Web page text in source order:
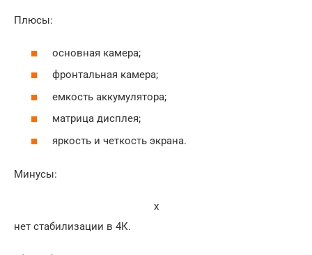
Плюсы:
основная камера;
фронтальная камера;
емкость аккумулятора;
матрица дисплея;
яркость и четкость экрана.
Минусы:
x
нет стабилизации в 4К.